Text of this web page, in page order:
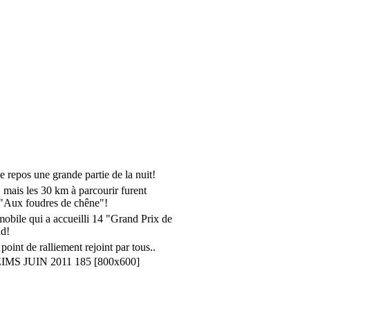
repos une grande partie de la nuit!
les 30 km à parcourir furent
foudres de chêne"!
qui a accueilli 14 "Grand Prix de
!
de ralliement rejoint par tous..